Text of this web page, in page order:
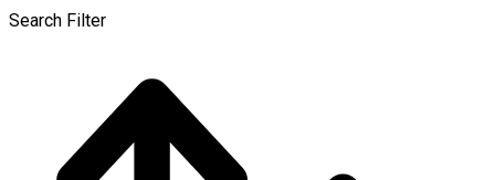
Search Filter